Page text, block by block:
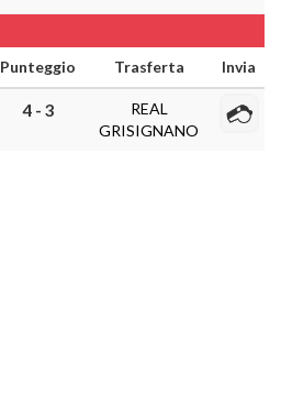
Punteggio Trasferta Invia
4 - 3
REAL
GRISIGNANO